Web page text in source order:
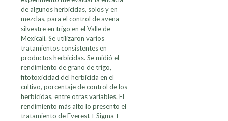
de algunos herbicidas, solos y en
mezclas, para el control de avena
silvestre en trigo en el Valle de
Mexicali. Se utilizaron varios
tratamientos consistentes en
productos herbicidas. Se midió el
rendimiento de grano de trigo,
fitotoxicidad del herbicida en el
cultivo, porcentaje de control de los
herbicidas, entre otras variables. El
rendimiento más alto lo presento el
tratamiento de Everest + Sigma +